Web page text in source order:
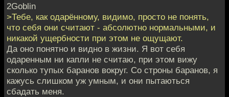
2Goblin
>Тебе, как одарённому, видимо, просто не понять,
что себя они считают - абсолютно нормальными, и
никакой ущербности при этом не ощущают.
Да оно понятно и видно в жизни. Я вот себя
одаренным ни капли не считаю, при этом вижу
сколько тупых баранов вокруг. Со строны баранов, я
кажусь слишком уж умным, и они пытаються
сбадать меня.